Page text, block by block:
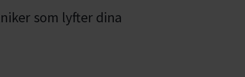
som lyfter dina